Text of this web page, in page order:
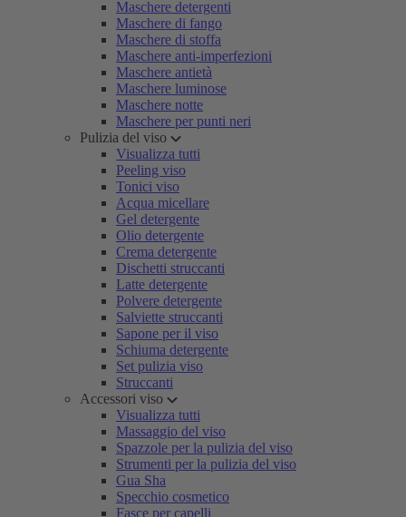
Maschere detergenti
Maschere di fango
Maschere di stoffa
Maschere anti-imperfezioni
Maschere antietà
Maschere luminose
Maschere notte
Maschere per punti neri
Pulizia del viso
Visualizza tutti
Peeling viso
Tonici viso
Acqua micellare
Gel detergente
Olio detergente
Crema detergente
Dischetti struccanti
Latte detergente
Polvere detergente
Salviette struccanti
Sapone per il viso
Schiuma detergente
Set pulizia viso
Struccanti
Accessori viso
Visualizza tutti
Massaggio del viso
Spazzole per la pulizia del viso
Strumenti per la pulizia del viso
Gua Sha
Specchio cosmetico
Fasce per capelli